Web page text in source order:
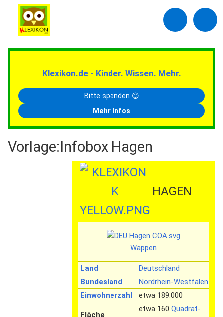
Klexikon.de - Kinder. Wissen. Mehr.
Bitte spenden 😊
Mehr Infos
Vorlage:Infobox Hagen
HAGEN
Wappen
Land
Deutschland
Bundesland
Nordrhein-Westfalen
Einwohnerzahl
etwa 189.000
Fläche
etwa 160 Quadrat­